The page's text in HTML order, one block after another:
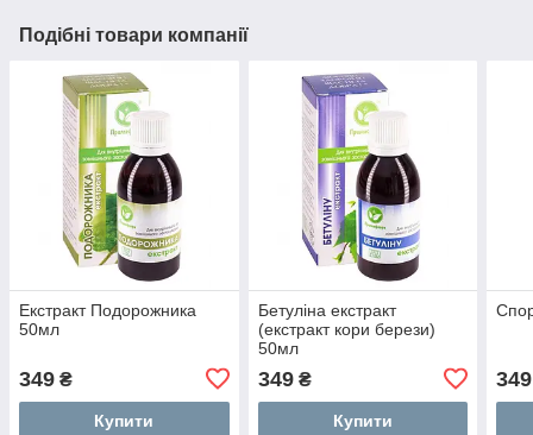
Подібні товари компанії
Екстракт Подорожника
50мл
349 ₴
Купити
Бетуліна екстракт
(екстракт кори берези)
50мл
349₴
Купити
349